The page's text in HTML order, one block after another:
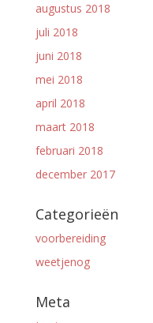
augustus 2018
juli 2018
juni 2018
mei 2018
april 2018
maart 2018
februari 2018
december 2017
Categorieën
voorbereiding
weetjenog
Meta